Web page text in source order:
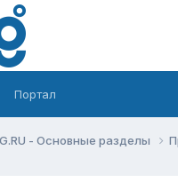
Портал
- Основные разделы